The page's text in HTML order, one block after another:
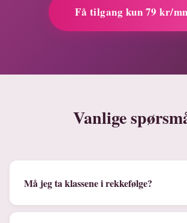
Få tilgang kun 79 kr/
Vanlige
Må jeg ta klassene i rekkefølge?